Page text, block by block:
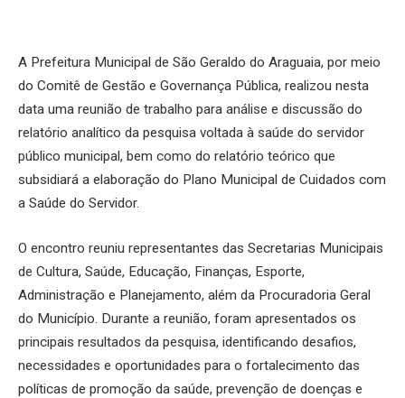
A Prefeitura Municipal de São Geraldo do Araguaia, por meio
do Comitê de Gestão e Governança Pública, realizou nesta
data uma reunião de trabalho para análise e discussão do
relatório analítico da pesquisa voltada à saúde do servidor
público municipal, bem como do relatório teórico que
subsidiará a elaboração do Plano Municipal de Cuidados com
a Saúde do Servidor.
O encontro reuniu representantes das Secretarias Municipais
de Cultura, Saúde, Educação, Finanças, Esporte,
Administração e Planejamento, além da Procuradoria Geral
do Município. Durante a reunião, foram apresentados os
principais resultados da pesquisa, identificando desafios,
necessidades e oportunidades para o fortalecimento das
políticas de promoção da saúde, prevenção de doenças e